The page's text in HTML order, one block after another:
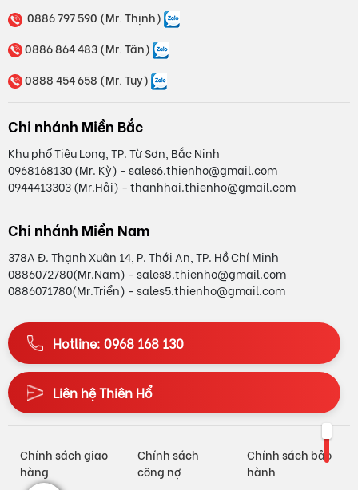
0886 797 590 (Mr. Thịnh)
0886 864 483 (Mr. Tân)
0888 454 658 (Mr. Tuy)
Chi nhánh Miền Bắc
Khu phố Tiêu Long, TP. Từ Sơn, Bắc Ninh
0968168130 (Mr. Kỳ) - sales6.thienho@gmail.com
0944413303 (Mr.Hải) - thanhhai.thienho@gmail.com
Chi nhánh Miền Nam
378A Đ. Thạnh Xuân 14, P. Thới An, TP. Hồ Chí Minh
0886072780(Mr.Nam) - sales8.thienho@gmail.com
0886071780(Mr.Triển) - sales5.thienho@gmail.com
Hotline: 0968 168 130
Liên hệ Thiên Hổ
Chính sách giao
hàng
Chính sách
công nợ
Chính sách bảo
hành